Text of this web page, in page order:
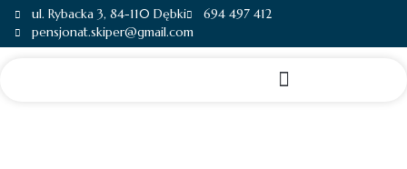
ul. Rybacka 3, 84-110 Dębki
694 497 412
pensjonat.skiper@gmail.com